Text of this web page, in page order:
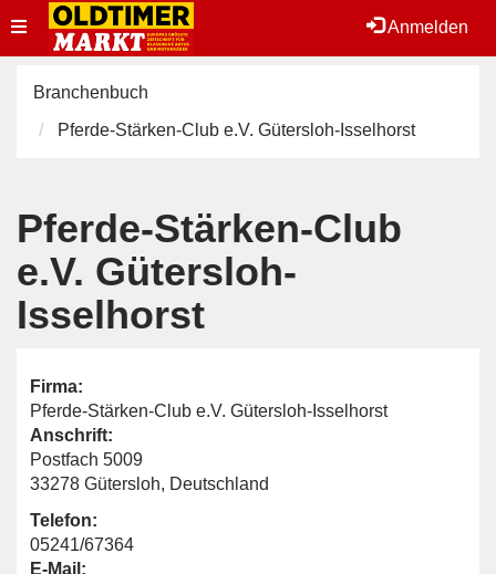
Anmelden
Toggle
navigation
Branchenbuch
Pferde-Stärken-Club e.V. Gütersloh-Isselhorst
Pferde-Stärken-Club
e.V. Gütersloh-
Isselhorst
Firma:
Pferde-Stärken-Club e.V. Gütersloh-Isselhorst
Anschrift:
Postfach 5009
33278 Gütersloh, Deutschland
Telefon:
05241/67364
E-Mail: